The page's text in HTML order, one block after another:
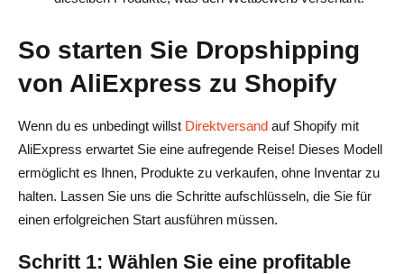
So starten Sie Dropshipping
von AliExpress zu Shopify
Wenn du es unbedingt willst Direktversand auf Shopify mit
AliExpress erwartet Sie eine aufregende Reise! Dieses Modell
ermöglicht es Ihnen, Produkte zu verkaufen, ohne Inventar zu
halten. Lassen Sie uns die Schritte aufschlüsseln, die Sie für
einen erfolgreichen Start ausführen müssen.
Schritt 1: Wählen Sie eine profitable